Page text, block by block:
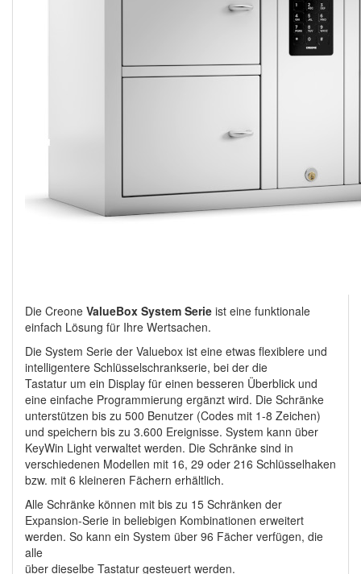
Die Creone ValueBox System Serie ist eine funktionale
einfach Lösung für Ihre Wertsachen.
Die System Serie der Valuebox ist eine etwas flexiblere und
intelligentere Schlüsselschrankserie, bei der die
Tastatur um ein Display für einen besseren Überblick und
eine einfache Programmierung ergänzt wird. Die Schränke
unterstützen bis zu 500 Benutzer (Codes mit 1-8 Zeichen)
und speichern bis zu 3.600 Ereignisse. System kann über
KeyWin Light verwaltet werden. Die Schränke sind in
verschiedenen Modellen mit 16, 29 oder 216 Schlüsselhaken
bzw. mit 6 kleineren Fächern erhältlich.
Alle Schränke können mit bis zu 15 Schränken der
Expansion-Serie in beliebigen Kombinationen erweitert
werden. So kann ein System über 96 Fächer verfügen, die
alle
über dieselbe Tastatur gesteuert werden.